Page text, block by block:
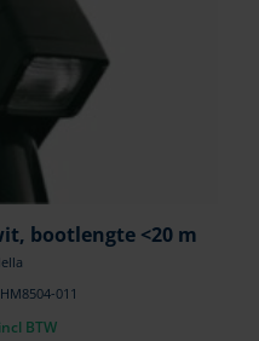
bootlengte <20 m
011
incl BTW